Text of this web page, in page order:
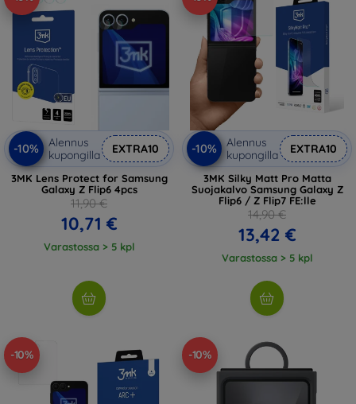
-10%
Alennus
kupongilla
EXTRA10
3MK Lens Protect for Samsung
Galaxy Z Flip6 4pcs
11,90 €
10,71 €
Varastossa > 5 kpl
-10%
Alennus
kupongilla
EXTRA10
3MK Silky Matt Pro Matta
Suojakalvo Samsung Galaxy Z
Flip6 / Z Flip7 FE:lle
14,90 €
13,42 €
Varastossa > 5 kpl
-10% -10%